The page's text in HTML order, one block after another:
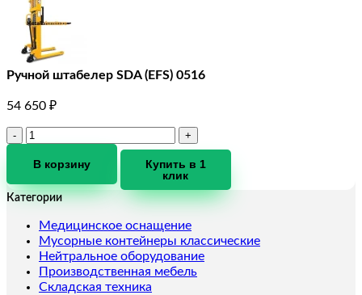
Ручной штабелер SDA (EFS) 0516
54 650 ₽
Количество
Ручной
SDA
0516
В корзину
Купить в 1
клик
Категории
Медицинское оснащение
Мусорные контейнеры классические
Нейтральное оборудование
Производственная мебель
Складская техника